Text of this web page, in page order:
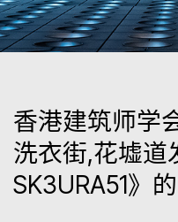
香港建筑师学
洗衣街,花墟道
SK3URA51》